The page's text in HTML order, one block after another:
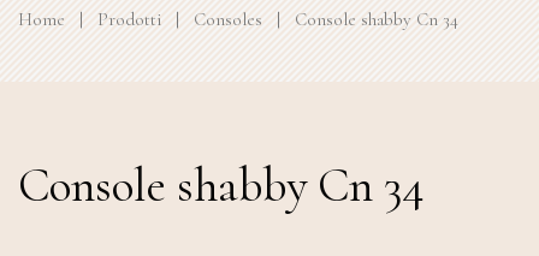
Home | Prodotti | Consoles | Console shabby Cn 34
Console shabby Cn 34